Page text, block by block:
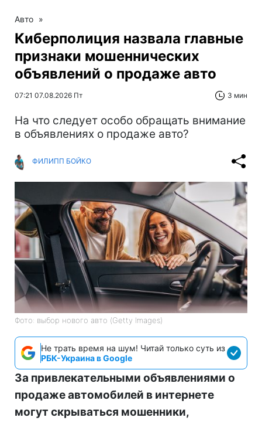
Авто »
Киберполиция назвала главные
признаки мошеннических
объявлений о продаже авто
07:21 07.08.2026 Пт 3 мин
На что следует особо обращать внимание
в объявлениях о продаже авто?
ФИЛИПП БОЙКО
Фото: выбор нового авто (Getty Images)
Не трать время на шум! Читай только суть из
РБК-Украина в Google
За привлекательными объявлениями о
продаже автомобилей в интернете
могут скрываться мошенники,